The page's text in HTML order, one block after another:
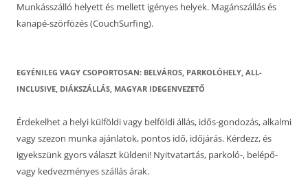
Munkásszálló helyett és mellett igényes helyek. Magánszállás és
kanapé-szörfözés (CouchSurfing).
EGYÉNILEG VAGY CSOPORTOSAN: BELVÁROS, PARKOLÓHELY, ALL-
INCLUSIVE, DIÁKSZÁLLÁS, MAGYAR IDEGENVEZETŐ
Érdekelhet a helyi külföldi vagy belföldi állás, idős-gondozás, alkalmi
vagy szezon munka ajánlatok, pontos idő, időjárás. Kérdezz, és
igyekszünk gyors választ küldeni! Nyitvatartás, parkoló-, belépő-
vagy kedvezményes szállás árak.